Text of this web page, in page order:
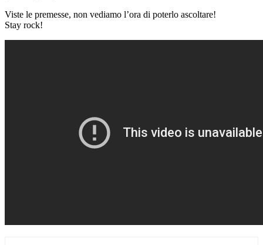
Viste le premesse, non vediamo l’ora di poterlo ascoltare!
Stay rock!